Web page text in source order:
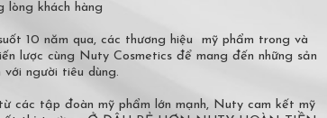
lòng khách hàng
10 năm qua, các thương hiệu mỹ phẩm trong và
lược cùng Nuty Cosmetics để mang đến những sản
người tiêu dùng.
các tập đoàn mỹ phẩm lớn mạnh, Nuty cam kết mỹ